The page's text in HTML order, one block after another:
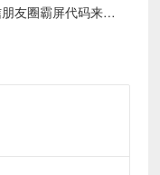
微信朋友圈霸屏代码来啦！请谨慎使用！